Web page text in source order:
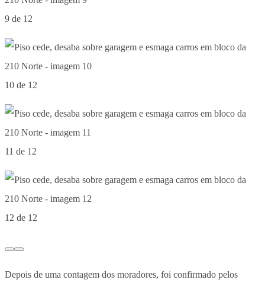
9 de 12
10 de 12
11 de 12
12 de 12
Depois de uma contagem dos moradores, foi confirmado pelos